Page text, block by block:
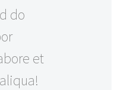
do
et